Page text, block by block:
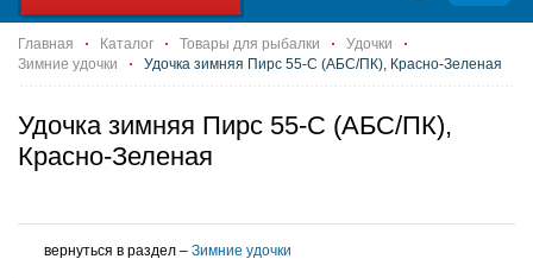
Главная Каталог Товары для рыбалки
Удочки
Зимние удочки
Удочка зимняя Пирс 55-С (АБС/ПК), Красно-Зеленая
Удочка зимняя Пирс 55-С (АБС/ПК),
Красно-Зеленая
вернуться в раздел – Зимние удочки